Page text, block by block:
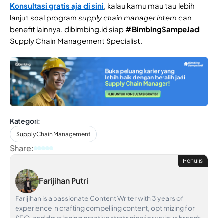
Konsultasi gratis aja di sini, kalau kamu mau tau lebih
lanjut soal program supply chain manager intern dan
benefit lainnya. dibimbing.id siap #BimbingSampeJadi
Supply Chain Management Specialist.
Kategori:
Supply Chain Management
Share:
Penulis
Farijihan Putri
Farijihan is a passionate Content Writer with 3 years of
experience in crafting compelling content, optimizing for